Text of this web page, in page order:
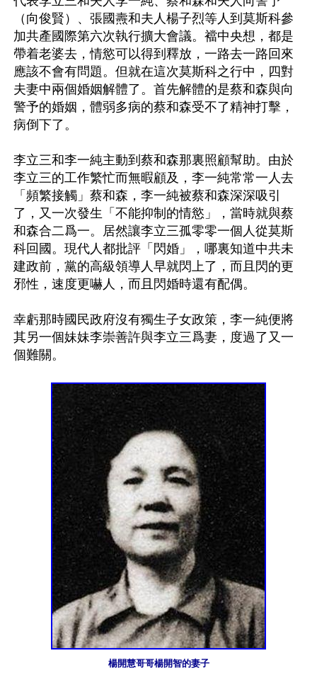
（向俊賢）、張國燾和夫人楊子烈等人到莫斯科參
加共產國際第六次執行擴大會議。襠中央想，都是
帶着老婆去，情慾可以得到釋放，一路去一路回來
應該不會有問題。但就在這次莫斯科之行中，四對
夫妻中兩個婚姻解體了。首先解體的是蔡和森與向
警予的婚姻，體弱多病的蔡和森受不了精神打擊，
病倒下了。
李立三和李一純主動到蔡和森那裏照顧幫助。由於
李立三的工作繁忙而無暇顧及，李一純常常一人去
「頻繁接觸」蔡和森，李一純被蔡和森深深吸引
了，又一次發生「不能抑制的情慾」，當時就與蔡
和森合二爲一。居然讓李立三孤零零一個人從莫斯
科回國。現代人都批評「閃婚」，哪裏知道中共未
建政前，黨的高級領導人早就閃上了，而且閃的更
邪性，速度更嚇人，而且閃婚時還有配偶。
幸虧那時國民政府沒有獨生子女政策，李一純便將
其另一個妹妹李崇善許與李立三爲妻，度過了又一
個難關。
楊開慧哥哥楊開智的妻子